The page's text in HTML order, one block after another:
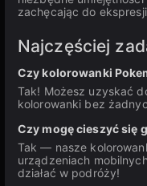
zachęcając do
Najczęściej
Czy kolorowanki
Tak! Możesz uzyskać
kolorowanki bez
Czy mogę cieszyć się
Tak — nasze
urządzeniach
działać w podróży!